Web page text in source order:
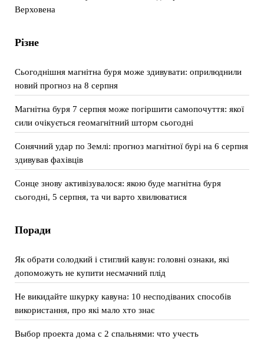
Верховена
Різне
Сьогоднішня магнітна буря може здивувати: оприлюднили
новий прогноз на 8 серпня
Магнітна буря 7 серпня може погіршити самопочуття: якої
сили очікується геомагнітний шторм сьогодні
Сонячний удар по Землі: прогноз магнітної бурі на 6 серпня
здивував фахівців
Сонце знову активізувалося: якою буде магнітна буря
сьогодні, 5 серпня, та чи варто хвилюватися
Поради
Як обрати солодкий і стиглий кавун: головні ознаки, які
допоможуть не купити несмачний плід
Не викидайте шкурку кавуна: 10 несподіваних способів
використання, про які мало хто знає
Выбор проекта дома с 2 спальнями: что учесть